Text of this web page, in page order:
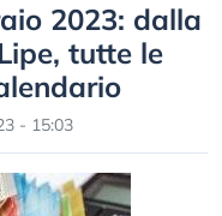
2023: dalla
tutte le
- 15:03